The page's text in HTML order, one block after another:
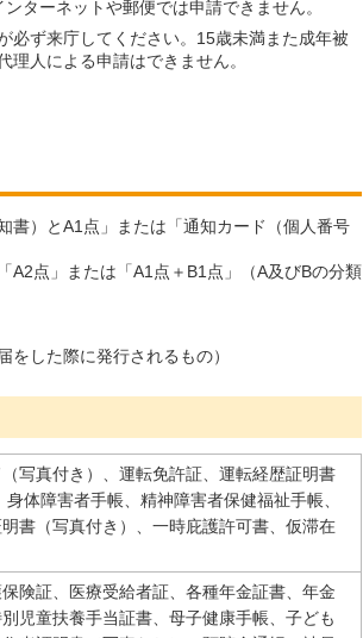
ターネットや郵便では申請できません。
必ず来庁してください。15歳未満また成年被
人による申請はできません。
書）とA1点」または「通知カード（個人番号
A2点」または「A1点＋B1点」（A及びBの分類
した際に発行されるもの）
写真付き）、運転免許証、運転経歴証明書
体障害者手帳、精神障害者保健福祉手帳、
書（写真付き）、一時庇護許可書、仮滞在
険証、医療受給者証、各種年金証書、年金
児童扶養手当証書、母子健康手帳、子ども